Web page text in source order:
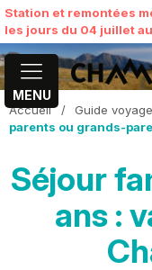
Station et remontées
les jours du 04 juillet
MENU
Accueil / Guide
parents ou grands-
Séjour
ans :